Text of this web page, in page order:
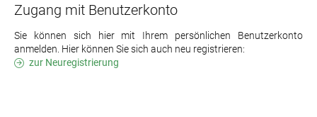
Zugang mit Benutzerkonto
Sie können sich hier mit Ihrem persönlichen Benutzerkonto
anmelden. Hier können Sie sich auch neu registrieren:
zur Neuregistrierung